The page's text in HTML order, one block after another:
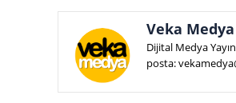
Veka Medya
Dijital Medya
posta: